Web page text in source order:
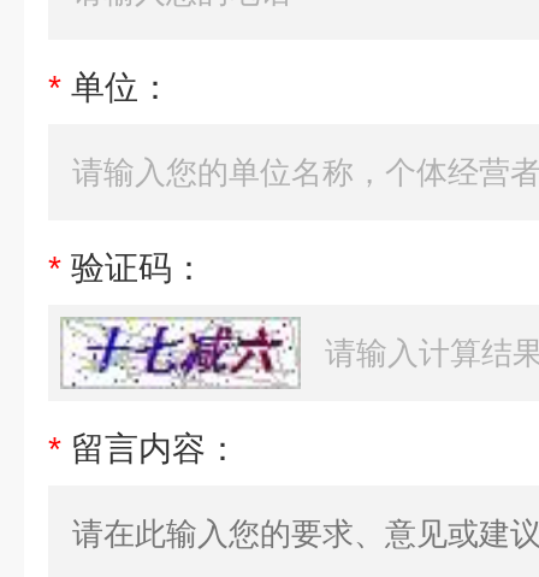
* 单位：
* 验证码：
* 留言内容：